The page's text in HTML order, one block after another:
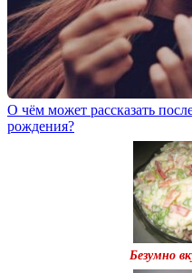
О чём может рассказать
рождения?
Безумно